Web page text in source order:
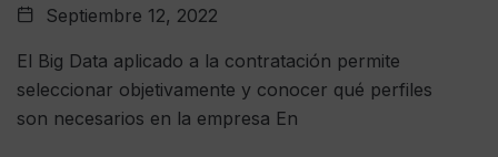
Septiembre 12, 2022
El Big Data aplicado a la contratación permite
seleccionar objetivamente y conocer qué perfiles
son necesarios en la empresa En